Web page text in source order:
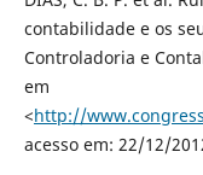
contabilidade e os
Controladoria e
em
<http://
acesso em: 22/12/